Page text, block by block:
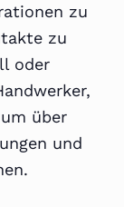
zu
zu
oder
über
und